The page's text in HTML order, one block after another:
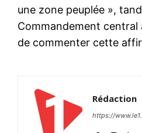
une zone peuplée »,
Commandement central
de commenter cette
Rédaction
https://